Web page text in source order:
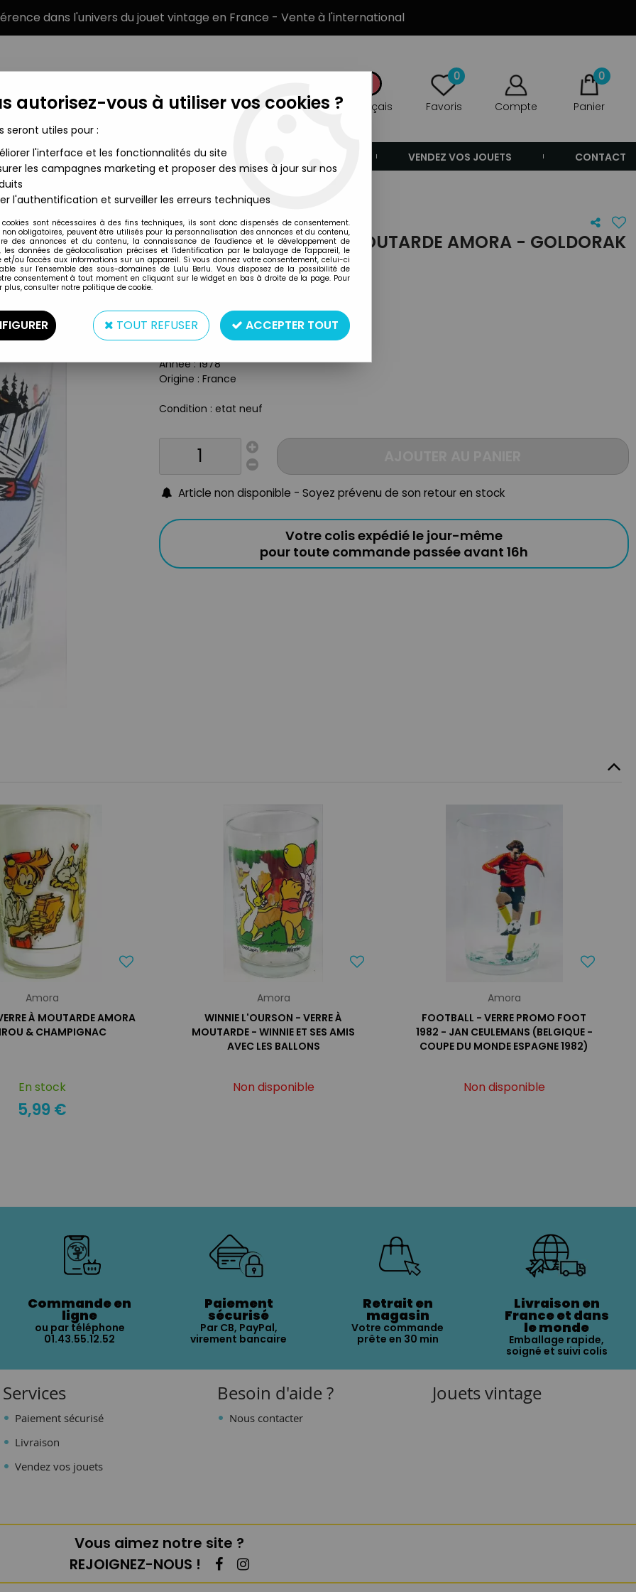
dans l'univers du jouet vintage en France - Vente à l'international
Français
0
Favoris Compte
0
Panier
MARQUES TYPE DE PRODUIT VENDEZ VOS JOUETS CONTACT
à moutarde Amora - Goldorak sous la chute d'eau
Amora
GOLDORAK - VERRE À MOUTARDE AMORA - GOLDORAK
SOUS LA CHUTE D'EAU
Type : Verre à moutarde
Taille : 10 cm
Année : 1978
Origine : France
Condition : etat neuf
Article non disponible - Soyez prévenu de son retour en stock
Votre colis expédié le jour-même
pour toute commande passée avant 16h
Amora
À MOUTARDE AMORA
& CHAMPIGNAC
En stock
5,99 €
Amora
WINNIE L'OURSON - VERRE À
MOUTARDE - WINNIE ET SES AMIS
AVEC LES BALLONS
Non disponible
Amora
FOOTBALL - VERRE PROMO FOOT
1982 - JAN CEULEMANS (BELGIQUE -
COUPE DU MONDE ESPAGNE 1982)
Non disponible
Commande en
ligne
ou par téléphone
01.43.55.12.52
Paiement
sécurisé
Par CB, PayPal,
virement bancaire
Retrait en
magasin
Votre commande
prête en 30 min
Livraison en
France et dans
le monde
Emballage rapide,
soigné et suivi colis
Services
Paiement sécurisé
Livraison
Vendez vos jouets
Besoin d'aide ?
Nous contacter
Jouets vintage
Vous aimez notre site ?
REJOIGNEZ-NOUS !
autorisez-vous à utiliser vos cookies ?
seront utiles pour :
l'interface et les fonctionnalités du site
les campagnes marketing et proposer des mises à jour sur nos
l'authentification et surveiller les erreurs techniques
cookies sont nécessaires à des fins techniques, ils sont donc dispensés de consentement.
non obligatoires, peuvent être utilisés pour la personnalisation des annonces et du contenu,
des annonces et du contenu, la connaissance de l'audience et le développement de
les données de géolocalisation précises et l'identification par le balayage de l'appareil, le
et/ou l'accès aux informations sur un appareil. Si vous donnez votre consentement, celui-ci
sur l’ensemble des sous-domaines de Lulu Berlu. Vous disposez de la possibilité de
consentement à tout moment en cliquant sur le widget en bas à droite de la page. Pour
plus, consulter notre politique de cookie.
TOUT REFUSER ACCEPTER TOUT